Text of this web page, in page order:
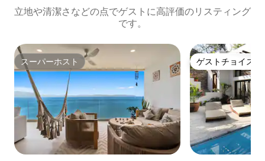
立地や清潔さなどの点でゲストに高評価のリスティング
です。
スーパーホスト
スーパーホスト ゲストチョイス
ゲストチョイス